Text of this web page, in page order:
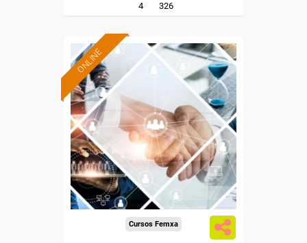
4 326
ONLINE
Formación 100%
subvencionada.
Para desempleados,
trabajadores y autónomos.
Sector
-Grandes Almacenes.
Cursos Femxa